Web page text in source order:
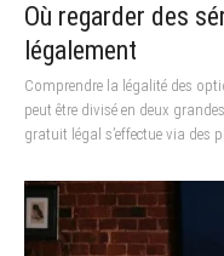
Où regarder des
légalement
Comprendre la légalité des
peut être divisé en deux
gratuit légal s’effectue via des